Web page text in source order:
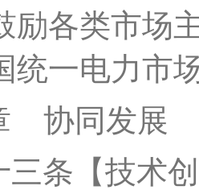
励各类市场
统一电力市
协同发展
三条 【技术